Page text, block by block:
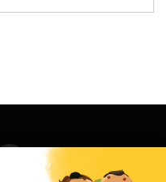
Instagram